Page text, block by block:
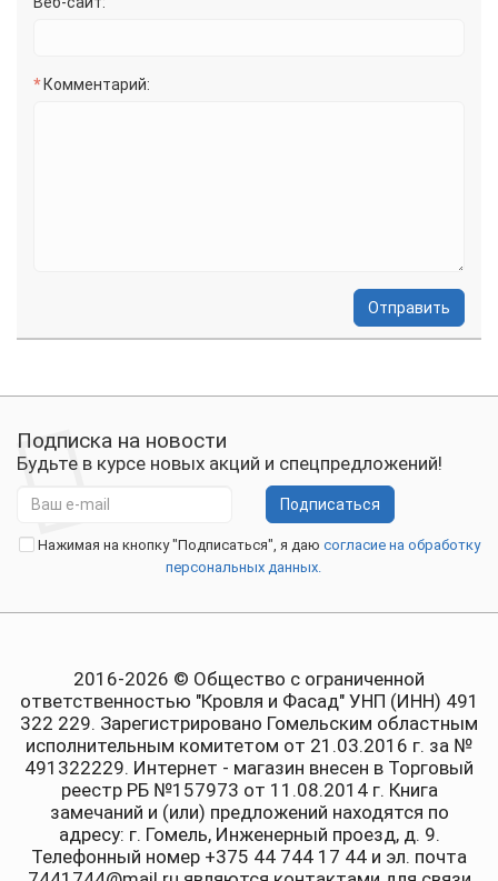
Комментарий:
Отправить
Подписка на новости
Будьте в курсе новых акций и спецпредложений!
Подписаться
Нажимая на кнопку "Подписаться", я даю согласие на обработку
персональных данных.
2016-2026 © Общество с ограниченной
ответственностью "Кровля и Фасад" УНП (ИНН) 491
322 229. Зарегистрировано Гомельским областным
исполнительным комитетом от 21.03.2016 г. за №
491322229. Интернет - магазин внесен в Торговый
реестр РБ №157973 от 11.08.2014 г. Книга
замечаний и (или) предложений находятся по
адресу: г. Гомель, Инженерный проезд, д. 9.
Телефонный номер +375 44 744 17 44 и эл. почта